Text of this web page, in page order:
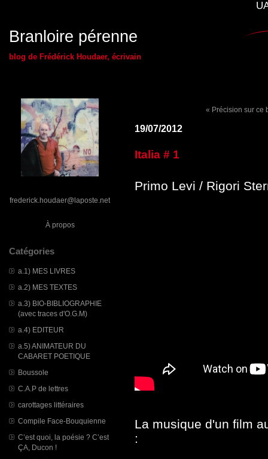
Branloire pérenne
blog de Frédérick Houdaer, écrivain
frederick.houdaer@laposte.net
À propos
Catégories
a.1) MES LIVRES
a.2) MES TEXTES
a.3) BIO-BIBLIOGRAPHIE
(avec traces d'O.G.M)
a.4) EDITEUR
a.5) ANIMATEUR DU
CABARET POETIQUE
Boussole
C.A.P de lettres
carottages littéraires
Compile Face-Bouquienne
C’est quoi, la poésie ? C’est
ÇA, Ducon !
« Précision sur ce
19/07/2012
Italia # 1
Primo Levi / Rigori
La musique d'un film
: